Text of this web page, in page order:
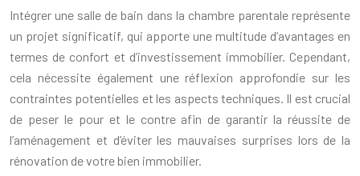
Intégrer une salle de bain dans la chambre parentale représente
un projet significatif, qui apporte une multitude d’avantages en
termes de confort et d’investissement immobilier. Cependant,
cela nécessite également une réflexion approfondie sur les
contraintes potentielles et les aspects techniques. Il est crucial
de peser le pour et le contre afin de garantir la réussite de
l’aménagement et d’éviter les mauvaises surprises lors de la
rénovation de votre bien immobilier.